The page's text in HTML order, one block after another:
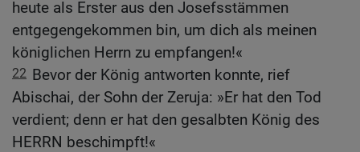
heute als Erster aus den Josefsstämmen
entgegengekommen bin, um dich als meinen
königlichen Herrn zu empfangen!«
22 Bevor der König antworten konnte, rief
Abischai, der Sohn der Zeruja: »Er hat den Tod
verdient; denn er hat den gesalbten König des
HERRN beschimpft!«